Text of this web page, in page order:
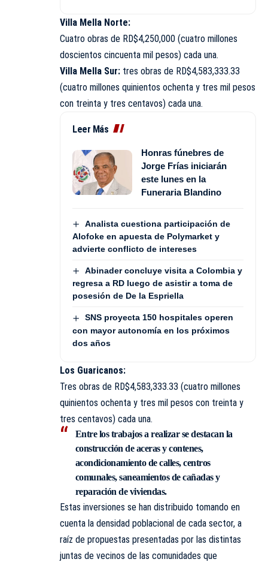
Villa Mella Norte:
Cuatro obras de RD$4,250,000 (cuatro millones
doscientos cincuenta mil pesos) cada una.
Villa Mella Sur: tres obras de RD$4,583,333.33
(cuatro millones quinientos ochenta y tres mil pesos
con treinta y tres centavos) cada una.
Leer Más
Honras fúnebres de
Jorge Frías iniciarán
este lunes en la
Funeraria Blandino
Analista cuestiona participación de
Alofoke en apuesta de Polymarket y
advierte conflicto de intereses
Abinader concluye visita a Colombia y
regresa a RD luego de asistir a toma de
posesión de De la Espriella
SNS proyecta 150 hospitales operen
con mayor autonomía en los próximos
dos años
Los Guaricanos:
Tres obras de RD$4,583,333.33 (cuatro millones
quinientos ochenta y tres mil pesos con treinta y
tres centavos) cada una.
Entre los trabajos a realizar se destacan la
construcción de aceras y contenes,
acondicionamiento de calles, centros
comunales, saneamientos de cañadas y
reparación de viviendas.
Estas inversiones se han distribuido tomando en
cuenta la densidad poblacional de cada sector, a
raíz de propuestas presentadas por las distintas
juntas de vecinos de las comunidades que